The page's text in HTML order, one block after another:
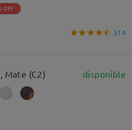
OFF
314
Mate (C2) disponible